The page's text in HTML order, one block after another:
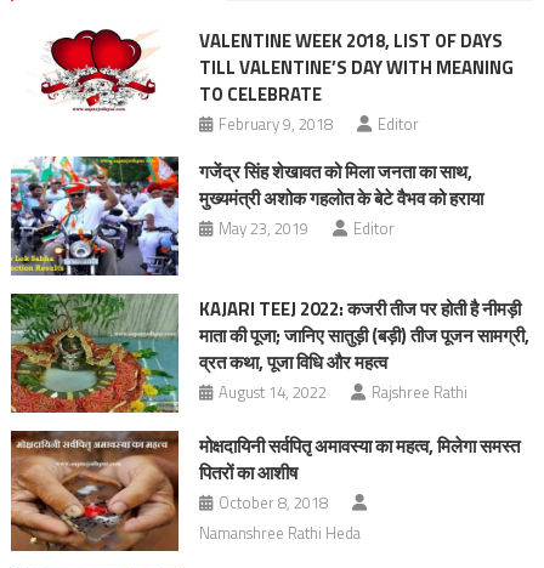
VALENTINE WEEK 2018, LIST OF DAYS
TILL VALENTINE’S DAY WITH MEANING
TO CELEBRATE
February 9, 2018 Editor
गजेंद्र सिंह शेखावत को मिला जनता का साथ,
मुख्यमंत्री अशोक गहलोत के बेटे वैभव को हराया
May 23, 2019 Editor
KAJARI TEEJ 2022: कजरी तीज पर होती है नीमड़ी
माता की पूजा; जानिए सातुड़ी (बड़ी) तीज पूजन सामग्री,
व्रत कथा, पूजा विधि और महत्व
August 14, 2022 Rajshree Rathi
मोक्षदायिनी सर्वपितृ अमावस्या का महत्व, मिलेगा समस्त
पितरों का आशीष
October 8, 2018
Namanshree Rathi Heda